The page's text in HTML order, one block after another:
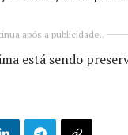
após a publicidade..
está sendo